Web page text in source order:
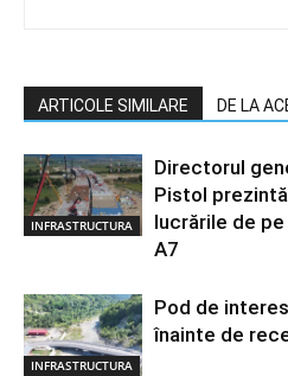
ARTICOLE SIMILARE DE LA
INFRASTRUCTURA
Directorul
Pistol
lucrările de
A7
INFRASTRUCTURA
Pod de
înainte de